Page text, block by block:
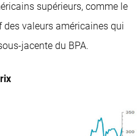
supérieurs, comme le
valeurs américaines qui
jacente du BPA.